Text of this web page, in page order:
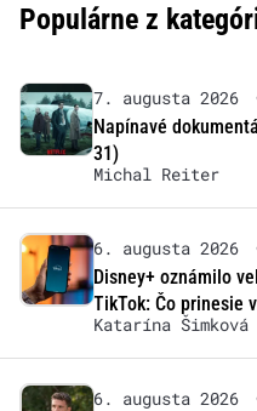
Populárne z
7. augusta 2026
Napínavé
31)
Michal Reiter
6. augusta 2026
Disney+ oznámilo
TikTok: Čo prinesie
Katarína Šimková
6. augusta 2026